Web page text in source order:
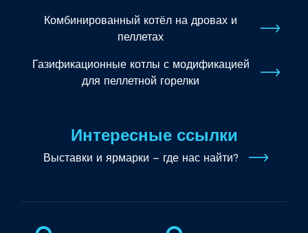
Комбинированный котёл на дровах и
пеллетах
Газификационные котлы с модификацией
для пеллетной горелки
Интересные ссылки
Выставки и ярмарки – где нас найти?